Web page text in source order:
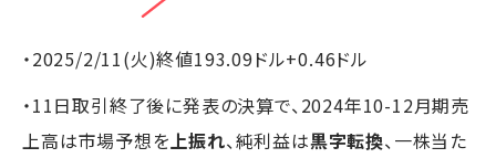
・2025/2/11(火)終値193.09ドル+0.46ドル
・11日取引終了後に発表の決算で、2024年10-12月期売
上高は市場予想を上振れ、純利益は黒字転換、一株当た